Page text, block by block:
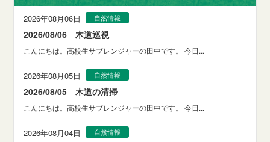
2026年08月06日 自然情報
2026/08/06 木道巡視
こんにちは。高校生サブレンジャーの田中です。 今日...
2026年08月05日 自然情報
2026/08/05 木道の清掃
こんにちは。高校生サブレンジャーの田中です。 今日...
2026年08月04日 自然情報